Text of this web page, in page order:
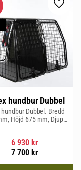
hundbur Dubbel
Dubbel. Bredd
Höjd 675 mm, Djup
6 930kr
7 700kr
Lägg